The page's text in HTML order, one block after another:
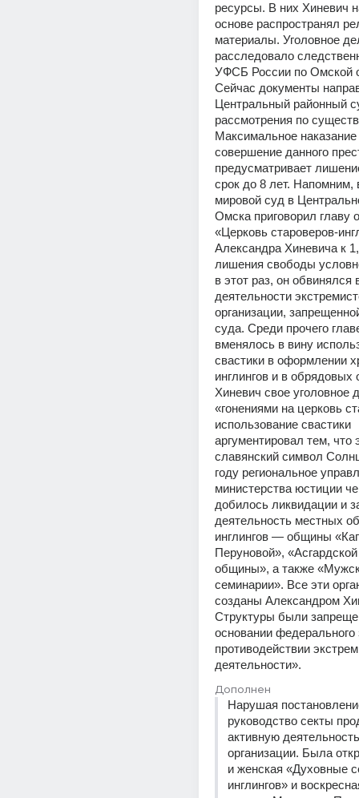
ресурсы. В них Хиневич
основе распространял
материалы. Уголовное
расследовало
УФСБ России по Омской
Сейчас документы
Центральный районный
рассмотрения по
Максимальное наказание
совершение данного
предусматривает
срок до 8 лет. Напомним,
мировой суд в
Омска приговорил главу
«Церковь староверов-
Александра Хиневича к
лишения свободы
в этот раз, он обвинялся
деятельности
организации,
суда. Среди прочего
вменялось в вину
свастики в оформлении
инглингов и в
Хиневич свое уголовное
«гонениями на церковь
использование свастики
аргументировал тем, что
славянский символ
году региональное
министерства юстиции
добилось ликвидации и
деятельность местных
инглингов — общины
Перуновой»,
общины», а также
семинарии». Все эти
созданы Александром
Структуры были
основании федерального
противодействии
деятельности».
Дополнен
Нарушая
руководство секты
активную
организации. Была
и женская «Духовные
инглингов» и